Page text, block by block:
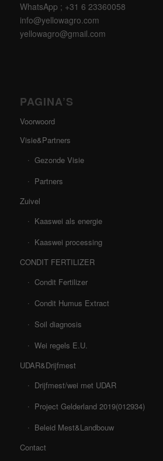
WhatsApp ; +31 6 23360058
info@yellowagro.com
yellowagro@gmail.com
PAGINA’S
Voorwoord
Visie&Partners
Gezonde Visie
Partners
Zuivel
Kaaswei als energie
Kaaswei processing
CONDIT FERTILIZER
Condit Fertilizer
Condit Humus Extract
Soil diagnosis
Wei regels E.U.
UDAR&Drijfmest
Drijfmest/wei met UDAR
Project Gelderland 2019(012934)
Beleid Mest&Landbouw
Contact